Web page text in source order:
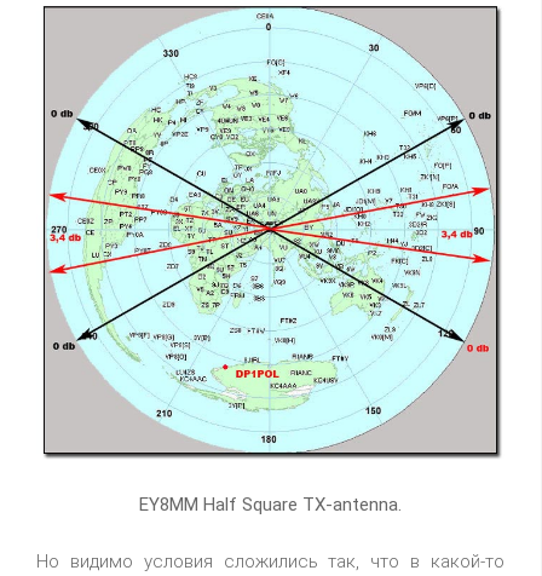
EY8MM Half Square TX-antenna.
Но видимо условия сложились так, что в какой-то